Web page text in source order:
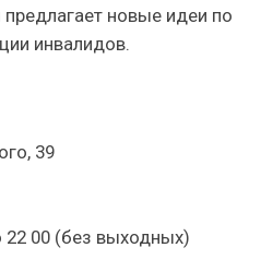
новые идеи по
инвалидов.
39
00 (без выходных)